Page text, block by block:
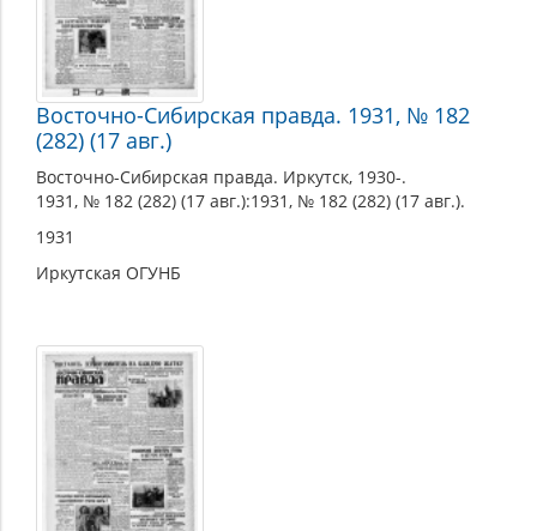
Восточно-Сибирская правда. 1931, № 182
(282) (17 авг.)
Восточно-Сибирская правда. Иркутск, 1930-.
1931, № 182 (282) (17 авг.):1931, № 182 (282) (17 авг.).
1931
Иркутская ОГУНБ